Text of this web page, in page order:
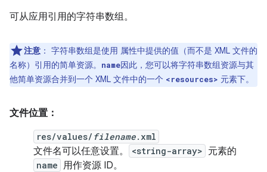
可从应用引用的字符串数组。
注意 ： 字符串数组是使用 属性中提供的值（而不是 XML 文件的
名称）引用的简单资源。
name因此，您可以将字符串数组资源与其
他简单资源合并到一个 XML 文件中的一个 <resources> 元素下。
文件位置：
res/values/ filename.xml
文件名可以任意设置。 <string-array> 元素的
name 用作资源 ID。